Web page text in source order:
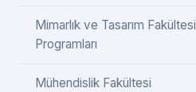
Mimarlık ve Tasarım Fakültesi
Programları
Mühendislik Fakültesi